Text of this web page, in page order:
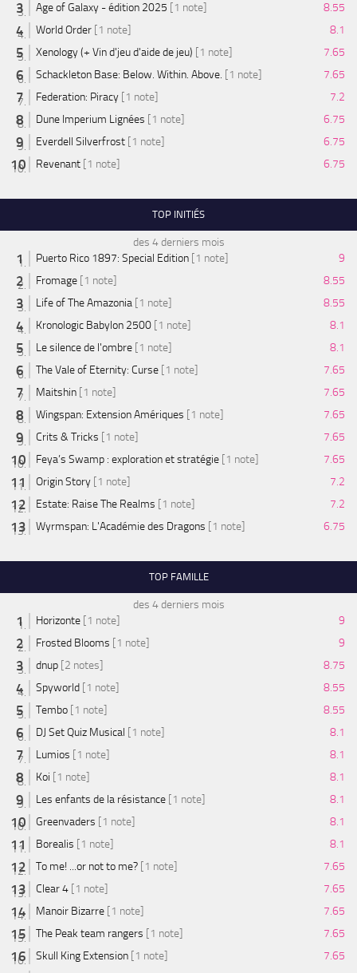
Age of Galaxy - édition 2025 [1 note]
8.55
World Order [1 note]
8.1
Xenology (+ Vin d'jeu d'aide de jeu) [1 note]
7.65
Schackleton Base: Below. Within. Above. [1 note]
7.65
Federation: Piracy [1 note]
7.2
Dune Imperium Lignées [1 note]
6.75
Everdell Silverfrost [1 note]
6.75
Revenant [1 note] 6.75
TOP INITIÉS
des 4 derniers mois
Puerto Rico 1897: Special Edition [1 note]
9
Fromage [1 note]
8.55
Life of The Amazonia [1 note]
8.55
Kronologic Babylon 2500 [1 note]
8.1
Le silence de l'ombre [1 note]
8.1
The Vale of Eternity: Curse [1 note]
7.65
Maitshin [1 note]
7.65
Wingspan: Extension Amériques [1 note]
7.65
Crits & Tricks [1 note]
7.65
Feya’s Swamp : exploration et stratégie [1 note]
7.65
Origin Story [1 note]
7.2
Estate: Raise The Realms [1 note]
7.2
Wyrmspan: L'Académie des Dragons [1 note] 6.75
TOP FAMILLE
des 4 derniers mois
Horizonte [1 note]
9
Frosted Blooms [1 note]
9
dnup [2 notes]
8.75
Spyworld [1 note]
8.55
Tembo [1 note]
8.55
DJ Set Quiz Musical [1 note]
8.1
Lumios [1 note]
8.1
Koi [1 note]
8.1
Les enfants de la résistance [1 note]
8.1
Greenvaders [1 note]
8.1
Borealis [1 note]
8.1
To me! ...or not to me? [1 note]
7.65
Clear 4 [1 note]
7.65
Manoir Bizarre [1 note]
7.65
The Peak team rangers [1 note]
7.65
Skull King Extension [1 note]
7.65